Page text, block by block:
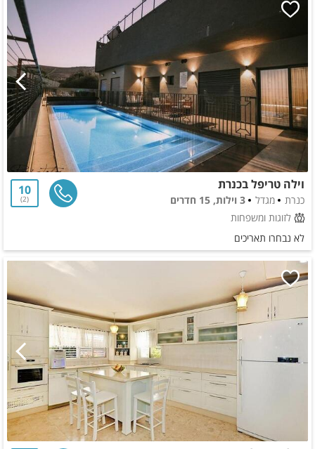
וילה טריפל בכנרת
כנרת מגדל
3 וילות, 15 חדרים
לזוגות ומשפחות
10
2
לא נבחרו תאריכים